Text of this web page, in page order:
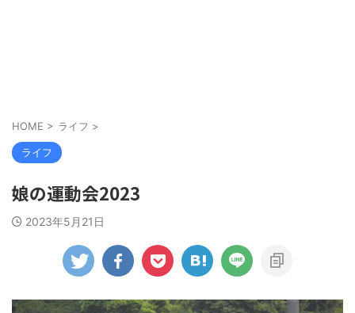
HOME > ライフ >
ライフ
娘の運動会2023
2023年5月21日